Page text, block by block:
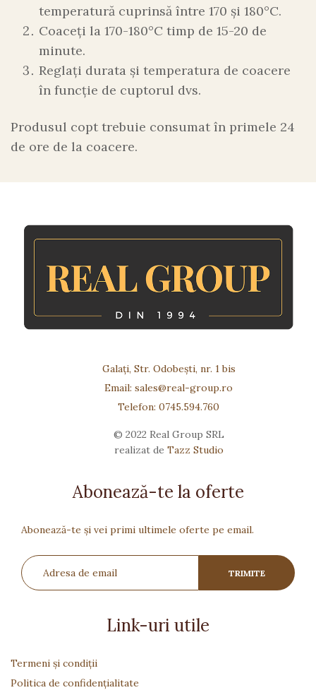
temperatură cuprinsă între 170 și 180°C.
Coaceți la 170-180°C timp de 15-20 de
minute.
Reglați durata și temperatura de coacere
în funcție de cuptorul dvs.
Produsul copt trebuie consumat în primele 24
de ore de la coacere.
Galați, Str. Odobești, nr. 1 bis
Email: sales@real-group.ro
Telefon: 0745.594.760
© 2022 Real Group SRL
realizat de Tazz Studio
Abonează-te la oferte
Abonează-te și vei primi ultimele oferte pe email.
Link-uri utile
Termeni și condiții
Politica de confidențialitate